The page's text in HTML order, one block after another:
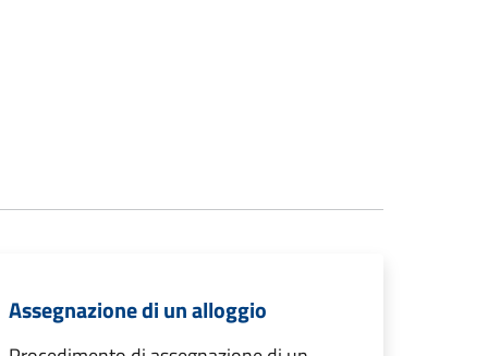
Assegnazione di un alloggio